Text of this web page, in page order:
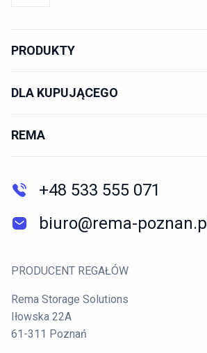
+48 533 555 071
biuro@rema-poznan.pl
PRODUCENT REGAŁÓW
Rema Storage Solutions
Iłowska 22A
61-311 Poznań
PRODUKTY
DLA KUPUJĄCEGO
REMA